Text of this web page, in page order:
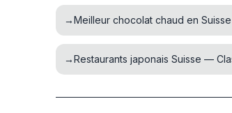
→Meilleur chocolat chaud en
→Restaurants japonais Suisse —